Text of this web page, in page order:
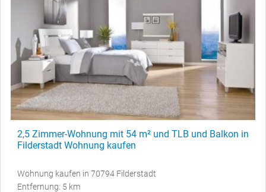
2,5 Zimmer-Wohnung mit 54 m² und TLB und Balkon in
Filderstadt Wohnung kaufen
Wohnung kaufen in 70794 Filderstadt
Entfernung: 5 km